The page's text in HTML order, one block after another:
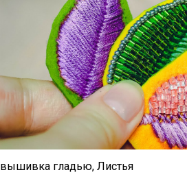
вышивка гладью, Листья